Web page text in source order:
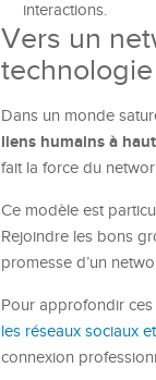
interactions.
Vers un
technologie
Dans un monde
liens humains à
fait la force du
Ce modèle est
Rejoindre les bons
promesse d’un
Pour approfondir
les réseaux sociaux
connexion